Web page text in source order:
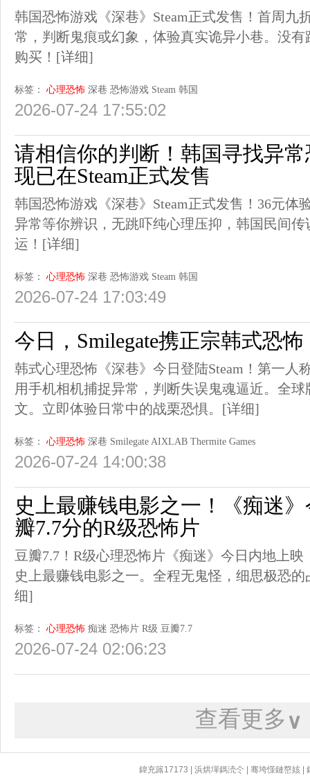
韩国恐怖游戏《深巷》Steam正式发售！首周九
常，判断鬼痕或幻象，体验真实诡异小巷。没
购买！ [详细]
标签： 心理恐怖 深巷 恐怖游戏 Steam 韩国
2026-07-24 17:55:02
请相信你的判断！韩国寻找异
现已在Steam正式发售
韩国恐怖游戏《深巷》Steam正式发售！36元体
异常等你辨识，无跳吓纯心理压抑，韩国民间
运！ [详细]
标签： 心理恐怖 深巷 恐怖游戏 Steam 韩国
2026-07-24 17:03:49
今日，Smilegate携正宗韩式恐
韩式心理恐怖《深巷》今日登陆Steam！第一人
用手机相机捕捉异常，判断失误鬼魂逼近。全
文。立即体验日常中的战栗恐惧。 [详细]
标签： 心理恐怖 深巷 Smilegate AIXLAB Thermite Games
2026-07-24 14:00:38
史上最赚钱电影之一！《痴迷
瓣7.7分的R级恐怖片
豆瓣7.7！R级心理恐怖片《痴迷》今日内地上映
史上最赚钱电影之一。全程无鬼怪，细思极恐
细]
标签： 心理恐怖 痴迷 恐怖片 R级 豆瓣7.7
2026-07-24 02:06:23
查看更多 ∨
鍏充簬17173 |浜烘墠鎷涜仒 |骞垮憡鏈嶅姟 |